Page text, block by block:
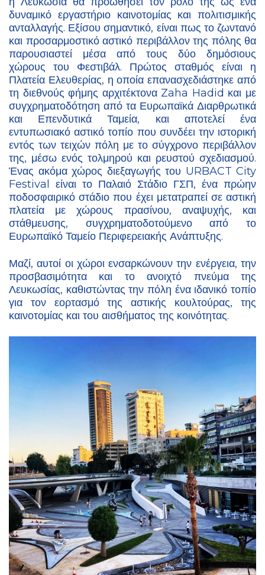
δυναμικό εργαστήριο καινοτομίας και πολιτισμικής
ανταλλαγής. Εξίσου σημαντικό, είναι πως το ζωντανό
και προσαρμοστικό αστικό περιβάλλον της πόλης θα
παρουσιαστεί μέσα από τους δύο δημόσιους
χώρους του Φεστιβάλ. Πρώτος σταθμός είναι η
Πλατεία Ελευθερίας, η οποία επανασχεδιάστηκε από
τη διεθνούς φήμης αρχιτέκτονα Zaha Hadid και με
συγχρηματοδότηση από τα Ευρωπαϊκά Διαρθρωτικά
και Επενδυτικά Ταμεία, και αποτελεί ένα
εντυπωσιακό αστικό τοπίο που συνδέει την ιστορική
εντός των τειχών πόλη με το σύγχρονο περιβάλλον
της, μέσω ενός τολμηρού και ρευστού σχεδιασμού.
Ένας ακόμα χώρος διεξαγωγής του URBACT City
Festival είναι το Παλαιό Στάδιο ΓΣΠ, ένα πρώην
ποδοσφαιρικό στάδιο που έχει μετατραπεί σε αστική
πλατεία με χώρους πρασίνου, αναψυχής, και
στάθμευσης, συγχρηματοδοτούμενο από το
Ευρωπαϊκό Ταμείο Περιφερειακής Ανάπτυξης.
Μαζί, αυτοί οι χώροι ενσαρκώνουν την ενέργεια, την
προσβασιμότητα και το ανοιχτό πνεύμα της
Λευκωσίας, καθιστώντας την πόλη ένα ιδανικό τοπίο
για τον εορτασμό της αστικής κουλτούρας, της
καινοτομίας και του αισθήματος της κοινότητας.